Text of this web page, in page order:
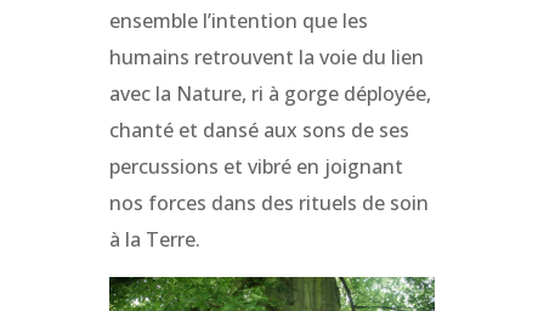
ensemble l’intention que les
humains retrouvent la voie du lien
avec la Nature, ri à gorge déployée,
chanté et dansé aux sons de ses
percussions et vibré en joignant
nos forces dans des rituels de soin
à la Terre.